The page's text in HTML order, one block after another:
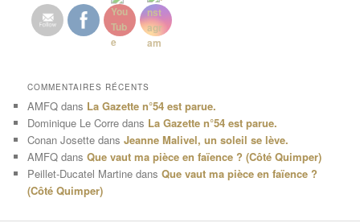
COMMENTAIRES RÉCENTS
AMFQ dans La Gazette n°54 est parue.
Dominique Le Corre dans La Gazette n°54 est parue.
Conan Josette dansJeanne Malivel, un soleil se lève.
AMFQ dansQue vaut ma pièce en faïence ? (Côté Quimper)
Peillet-Ducatel Martine dansQue vaut ma pièce en faïence ?
(Côté Quimper)